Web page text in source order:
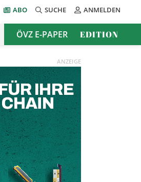
ABO SUCHE ANMELDEN
ÖVZ E-PAPER EDITION
ANZEIGE